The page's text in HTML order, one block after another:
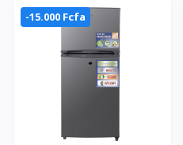
-15.000 Fcfa